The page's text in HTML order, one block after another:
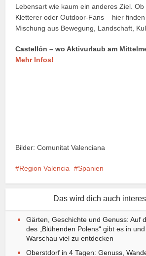
Lebensart wie kaum ein anderes Ziel. Ob
Kletterer oder Outdoor-Fans – hier
Mischung aus Bewegung, Landschaft,
Castellón – wo Aktivurlaub am
Mehr Infos!
Bilder: Comunitat Valenciana
Region Valencia Spanien
Das wird dich auch
Gärten, Geschichte und Genuss: Auf
des „Blühenden Polens“ gibt es in
Warschau viel zu entdecken
Oberstdorf in 4 Tagen: Genuss,